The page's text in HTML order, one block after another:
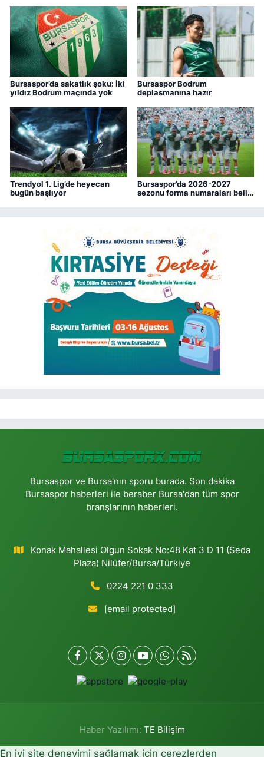
Bursaspor’da sakatlık şoku: İki
yıldız Bodrum maçında yok
Bursaspor Bodrum
deplasmanına hazır
Trendyol 1. Lig’de heyecan
bugün başlıyor
Bursaspor’da 2026-2027
sezonu forma numaraları belli
Bursaspor ve Bursa'nın sporu burada. Son dakika
Bursaspor haberleri ile beraber Bursa'dan tüm spor
branşlarının haberleri.
Konak Mahallesi Olgun Sokak No:48 Kat 3 D 11 (Seda
Plaza) Nilüfer/Bursa/Türkiye
0224 221 0 333
[email protected]
Haber Yazılımı: TE Bilişim
En iyi site deneyimi sağlamak için çerezlerden